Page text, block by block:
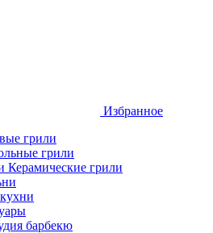
Избранное
грили
грили
Керамические грили
барбекю